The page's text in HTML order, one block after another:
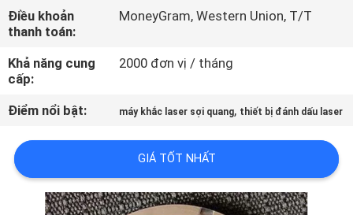
NHÀ
MÁY
KIỂM
SOÁT
CHẤT
LƯỢNG
Điều khoản
thanh toán:
MoneyGram, Western Union, T/T
Khả năng cung
cấp:
2000 đơn vị / tháng
Điểm nổi bật: máy khắc laser sợi quang, thiết bị đánh dấu laser
GIÁ TỐT NHẤT